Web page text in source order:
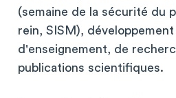
(semaine de la sécurité du
rein, SISM),
d'enseignement, de
publications scientifiques.